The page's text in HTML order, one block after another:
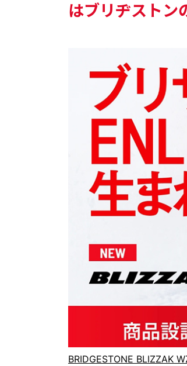
はブリヂストン
BRIDGESTONE BLIZZAK